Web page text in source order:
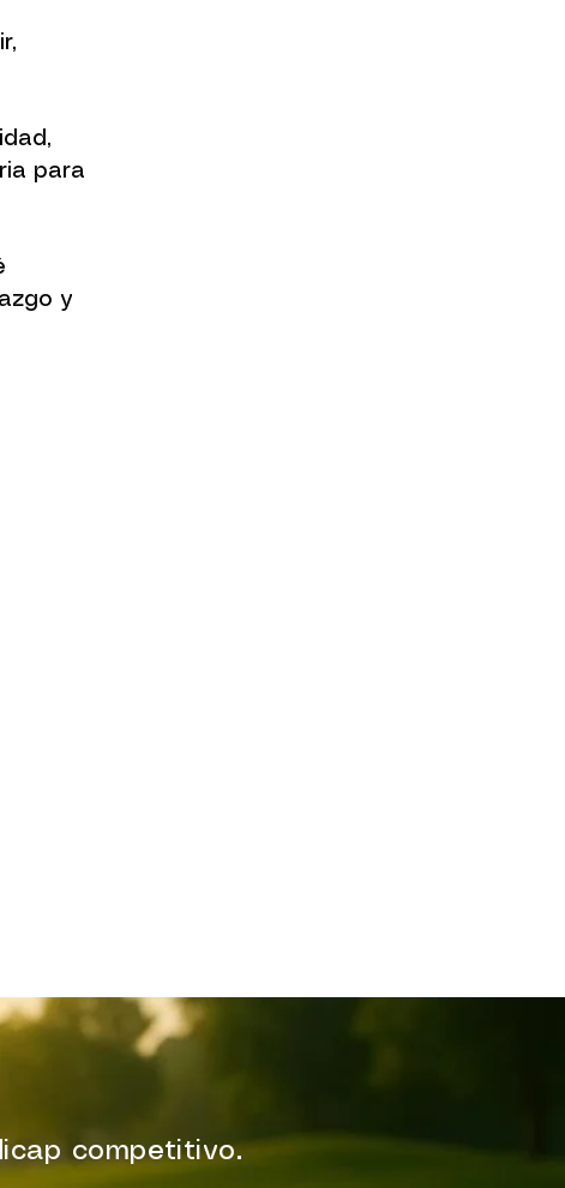
para
y
competitivo.